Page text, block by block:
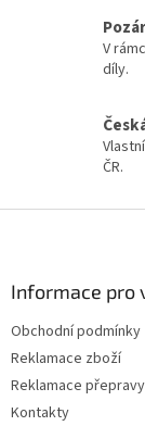
V
díly.
ČR.
Informace pro
Obchodní podmínky
Reklamace zboží
Reklamace přepravy
Kontakty